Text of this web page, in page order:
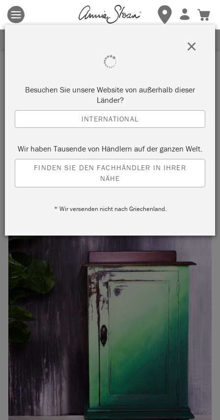
Es gelten die allgemeinen Geschäftsbedingungen.
hierfür weitere Informationen.
Inspiration
GRÜNER OMBRE-SCHRANK
by Girl in Blue Designs
Painter in Residence Girl in Blue Designs created this green
ombre using three colours from the Chalk Paint® palette.
Besuchen Sie unsere Website von außerhalb dieser
Länder?
INTERNATIONAL
Wir haben Tausende von Händlern auf der ganzen Welt.
FINDEN SIE DEN FACHHÄNDLER IN IHRER
NÄHE
* Wir versenden nicht nach Griechenland.
×